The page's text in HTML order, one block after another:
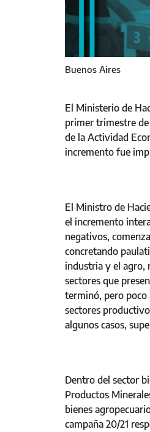
Buenos Aires
El Ministerio de
primer trimestre
de la Actividad
incremento fue
El Ministro de
el incremento
negativos,
concretando
industria y el agro,
sectores que
terminó, pero poco
sectores
algunos casos,
Dentro del sector
Productos
bienes
campaña 20/21